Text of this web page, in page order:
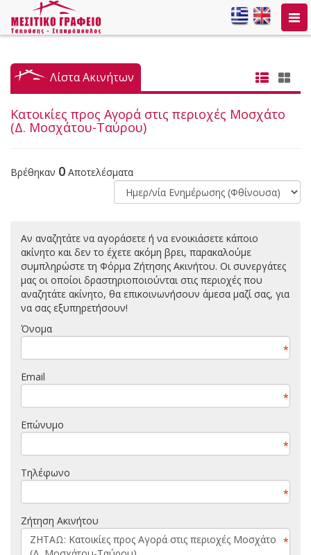
Λίστα Ακινήτων
Κατοικίες προς Αγορά στις περιοχές Μοσχάτο
(Δ. Μοσχάτου-Ταύρου)
Βρέθηκαν 0 Αποτελέσματα
Αν αναζητάτε να αγοράσετε ή να ενοικιάσετε κάποιο
ακίνητο και δεν το έχετε ακόμη βρει, παρακαλούμε
συμπληρώστε τη Φόρμα Ζήτησης Ακινήτου. Οι συνεργάτες
μας οι οποίοι δραστηριοποιούνται στις περιοχές που
αναζητάτε ακίνητο, θα επικοινωνήσουν άμεσα μαζί σας, για
να σας εξυπηρετήσουν!
Όνομα
*
Email
*
Επώνυμο
*
Τηλέφωνο
*
Ζήτηση Ακινήτου
*